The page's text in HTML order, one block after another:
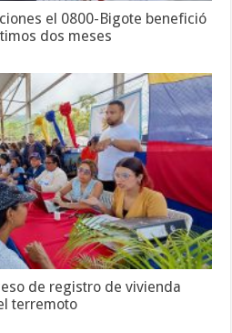
el 0800-Bigote benefició
dos meses
de registro de vivienda
terremoto